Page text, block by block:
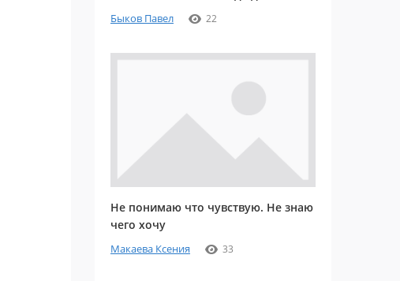
Быков Павел 22
Не понимаю что чувствую. Не знаю
чего хочу
Макаева Ксения 33